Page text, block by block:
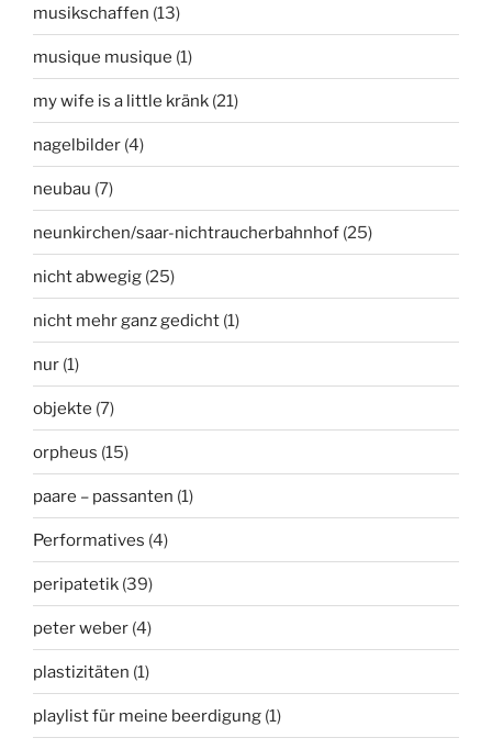
musikschaffen (13)
musique musique (1)
my wife is a little kränk (21)
nagelbilder (4)
neubau (7)
neunkirchen/saar-nichtraucherbahnhof (25)
nicht abwegig (25)
nicht mehr ganz gedicht (1)
nur (1)
objekte (7)
orpheus (15)
paare – passanten (1)
Performatives (4)
peripatetik (39)
peter weber (4)
plastizitäten (1)
playlist für meine beerdigung (1)